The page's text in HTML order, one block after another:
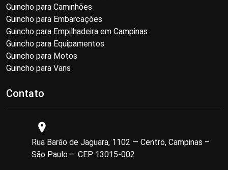
Guincho para Caminhões
Guincho para Embarcações
Guincho para Empilhadeira em Campinas
Guincho para Equipamentos
Guincho para Motos
Guincho para Vans
Contato
Rua Barão de Jaguara, 1102 — Centro, Campinas –
São Paulo — CEP 13015-002